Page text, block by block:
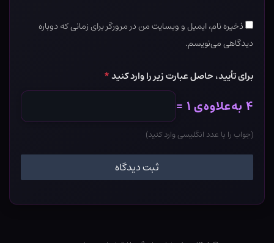
ذخیره نام، ایمیل و وبسایت من در مرورگر برای زمانی که دوباره
دیدگاهی می‌نویسم.
برای تأیید، حاصل عبارت زیر را وارد کنید*
۴ به‌علاوه‌ی ۱ =
(جواب را با عدد انگلیسی وارد کنید)